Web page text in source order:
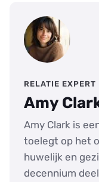
RELATIE EXPERT
Amy
Amy Clark is
toelegt op het
huwelijk en
decennium